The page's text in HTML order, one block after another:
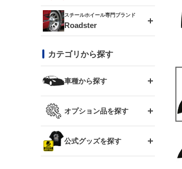
雷神(S15)
龍神(チェイサー)
レーシングライン
アタックライン
ストリームライン
スタイリッシュライン
ブラッシュフェンダー
コンバットアイ
GTウイング
リアウイング
ルーフウイング
ボンネット
MUD-S7
ボンネット
フェンダー
サイドパーツ
LUX MODEL SP
LUX MODEL
RUGGER MODEL
GROUND MODEL
PHANTOM LIP
オーバーフェンダー
リアウイング
スムージングバンパー
ワイパーガード
内装パーツ
スチールホイール専門ブランド
Roadster
DAYTONA-RS
DAYTONA-RS NEO
まつど家 鉄漢
まつど家 鉄心
カテゴリから探す
車種から探す
トヨタ
シルビア S13
スズキ
オプション品を探す
GTウイング用ラダー
公式グッズを探す